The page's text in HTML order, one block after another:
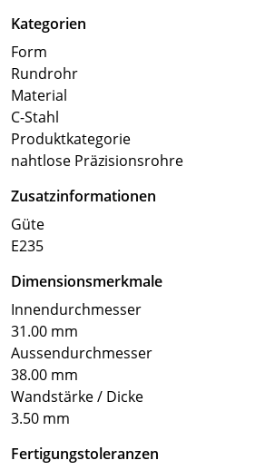
Kategorien
Form
Rundrohr
Material
C-Stahl
Produktkategorie
nahtlose Präzisionsrohre
Zusatzinformationen
Güte
E235
Dimensionsmerkmale
Innendurchmesser
31.00 mm
Aussendurchmesser
38.00 mm
Wandstärke / Dicke
3.50 mm
Fertigungstoleranzen